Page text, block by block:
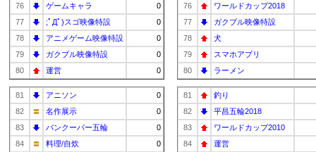
76 ゲームキャラ
0
77
;ﾟДﾟ)スゴ映像特設
0
78
アニメゲーム映像特設
0
79
ガクブル映像特設
0
80
運営 0
81 アニソン
0
82
名作展示
0
83
バンクーバー五輪
0
84
料理/自炊
0
76
ワールドカップ2018
77
ガクブル映像特設
78
犬
79
スマホアプリ
80
ラーメン
81
釣り
82
平昌五輪2018
83
ワールドカップ2010
84
運営